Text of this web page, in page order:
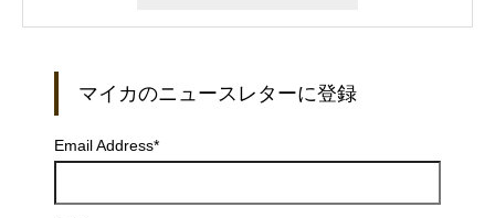
マイカのニュースレターに登録
Email Address*